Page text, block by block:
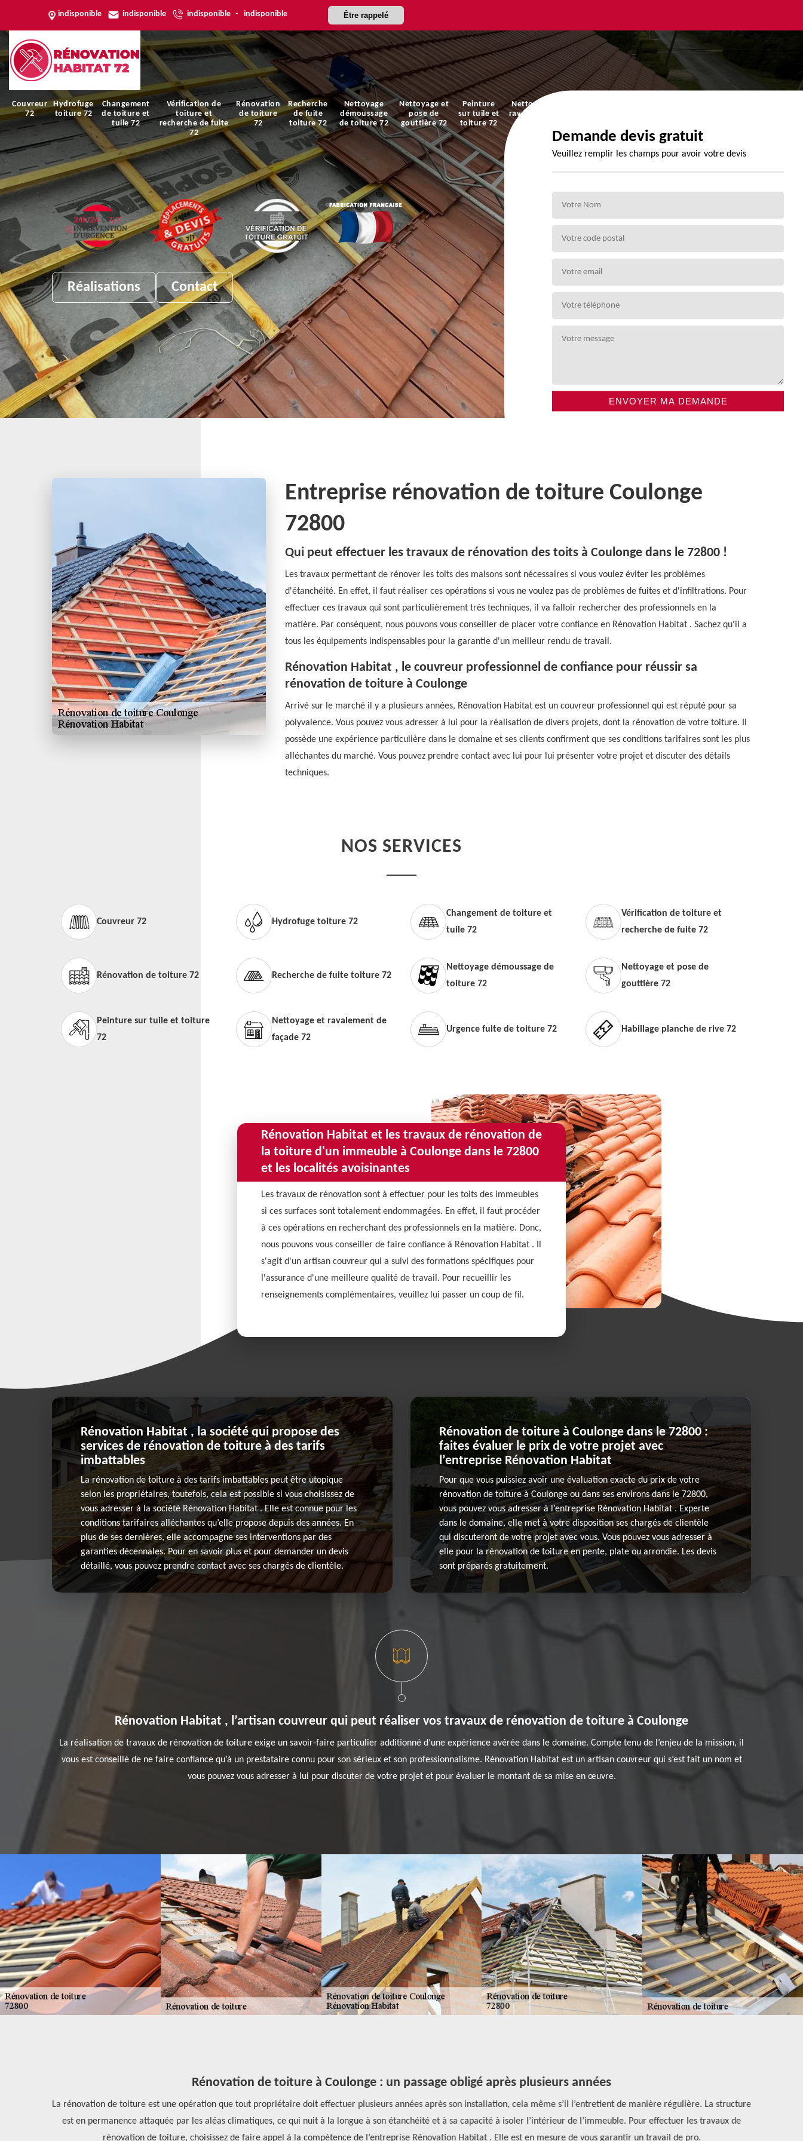
indisponible indisponible indisponible - indisponible Être rappelé
Couvreur
72
Hydrofuge
toiture 72
Changement
de toiture et
tuile 72
Vérification de
toiture et
recherche de fuite
72
Rénovation
de toiture
72
Recherche
de fuite
toiture 72
Nettoyage
démoussage
de toiture 72
Nettoyage et
pose de
gouttière 72
Peinture
sur tuile et
toiture 72
Nettoyage et
ravalement de
Réalisations Contact
Demande devis gratuit
Veuillez remplir les champs pour avoir votre devis
Entreprise rénovation de toiture Coulonge
72800
Qui peut effectuer les travaux de rénovation des toits à Coulonge dans le 72800 !
Les travaux permettant de rénover les toits des maisons sont nécessaires si vous voulez éviter les problèmes
d'étanchéité. En effet, il faut réaliser ces opérations si vous ne voulez pas de problèmes de fuites et d'infiltrations. Pour
effectuer ces travaux qui sont particulièrement très techniques, il va falloir rechercher des professionnels en la
matière. Par conséquent, nous pouvons vous conseiller de placer votre confiance en Rénovation Habitat . Sachez qu'il a
tous les équipements indispensables pour la garantie d'un meilleur rendu de travail.
Rénovation Habitat , le couvreur professionnel de confiance pour réussir sa
rénovation de toiture à Coulonge
Arrivé sur le marché il y a plusieurs années, Rénovation Habitat est un couvreur professionnel qui est réputé pour sa
polyvalence. Vous pouvez vous adresser à lui pour la réalisation de divers projets, dont la rénovation de votre toiture. Il
possède une expérience particulière dans le domaine et ses clients confirment que ses conditions tarifaires sont les plus
alléchantes du marché. Vous pouvez prendre contact avec lui pour lui présenter votre projet et discuter des détails
techniques.
NOS SERVICES
Couvreur 72 Hydrofuge toiture 72
Changement de toiture et
tuile 72
Vérification de toiture et
recherche de fuite 72
Rénovation de toiture 72 Recherche de fuite toiture 72
Nettoyage démoussage de
toiture 72
Nettoyage et pose de
gouttière 72
Peinture sur tuile et toiture
72
Nettoyage et ravalement de
façade 72
Urgence fuite de toiture 72 Habillage planche de rive 72
Rénovation Habitat et les travaux de rénovation de
la toiture d'un immeuble à Coulonge dans le 72800
et les localités avoisinantes
Les travaux de rénovation sont à effectuer pour les toits des immeubles
si ces surfaces sont totalement endommagées. En effet, il faut procéder
à ces opérations en recherchant des professionnels en la matière. Donc,
nous pouvons vous conseiller de faire confiance à Rénovation Habitat . Il
s'agit d'un artisan couvreur qui a suivi des formations spécifiques pour
l'assurance d'une meilleure qualité de travail. Pour recueillir les
renseignements complémentaires, veuillez lui passer un coup de fil.
Rénovation Habitat , la société qui propose des
services de rénovation de toiture à des tarifs
imbattables
La rénovation de toiture à des tarifs imbattables peut être utopique
selon les propriétaires, toutefois, cela est possible si vous choisissez de
vous adresser à la société Rénovation Habitat . Elle est connue pour les
conditions tarifaires alléchantes qu’elle propose depuis des années. En
plus de ses dernières, elle accompagne ses interventions par des
garanties décennales. Pour en savoir plus et pour demander un devis
détaillé, vous pouvez prendre contact avec ses chargés de clientèle.
Rénovation de toiture à Coulonge dans le 72800 :
faites évaluer le prix de votre projet avec
l’entreprise Rénovation Habitat
Pour que vous puissiez avoir une évaluation exacte du prix de votre
rénovation de toiture à Coulonge ou dans ses environs dans le 72800,
vous pouvez vous adresser à l’entreprise Rénovation Habitat . Experte
dans le domaine, elle met à votre disposition ses chargés de clientèle
qui discuteront de votre projet avec vous. Vous pouvez vous adresser à
elle pour la rénovation de toiture en pente, plate ou arrondie. Les devis
sont préparés gratuitement.
Rénovation Habitat , l’artisan couvreur qui peut réaliser vos travaux de rénovation de toiture à Coulonge
La réalisation de travaux de rénovation de toiture exige un savoir-faire particulier additionné d’une expérience avérée dans le domaine. Compte tenu de l’enjeu de la mission, il
vous est conseillé de ne faire confiance qu’à un prestataire connu pour son sérieux et son professionnalisme. Rénovation Habitat est un artisan couvreur qui s’est fait un nom et
vous pouvez vous adresser à lui pour discuter de votre projet et pour évaluer le montant de sa mise en œuvre.
Rénovation de toiture à Coulonge : un passage obligé après plusieurs années
La rénovation de toiture est une opération que tout propriétaire doit effectuer plusieurs années après son installation, cela même s’il l’entretient de manière régulière. La structure
est en permanence attaquée par les aléas climatiques, ce qui nuit à la longue à son étanchéité et à sa capacité à isoler l’intérieur de l’immeuble. Pour effectuer les travaux de
rénovation de toiture, choisissez de faire appel à la compétence de l’entreprise Rénovation Habitat . Elle est en mesure de vous garantir un travail de pro.